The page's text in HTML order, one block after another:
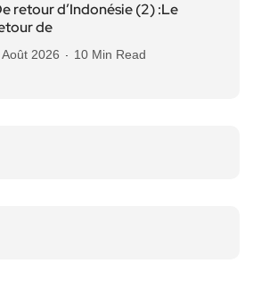
retour d’Indonésie (2) :Le
de
Août 2026 10 Min Read